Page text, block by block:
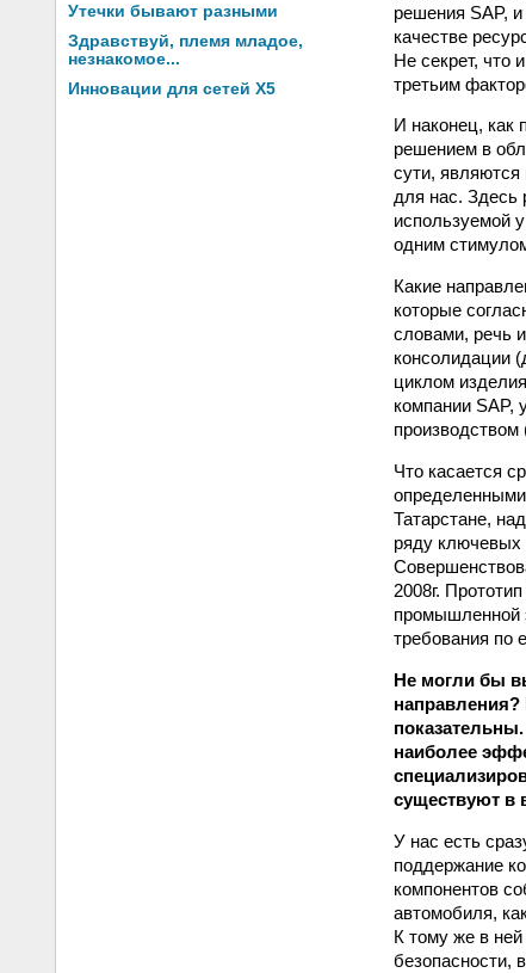
Утечки бывают разными
Здравствуй, племя младое,
незнакомое...
Инновации для сетей X5
решения SAP,
качестве
Не секрет, что
третьим
И наконец, как
решением в
сути,
для нас. Здесь
используемой
одним
Какие
которые
словами, речь
консолидации
циклом
компании SAP,
производством
Что касается
Татарстане,
ряду ключевых
2008г.
промышленной
требования по
Не могли бы
направления?
наиболее
существуют в
У нас есть
поддержание
компонентов
автомобиля,
К тому же в
безопасности,